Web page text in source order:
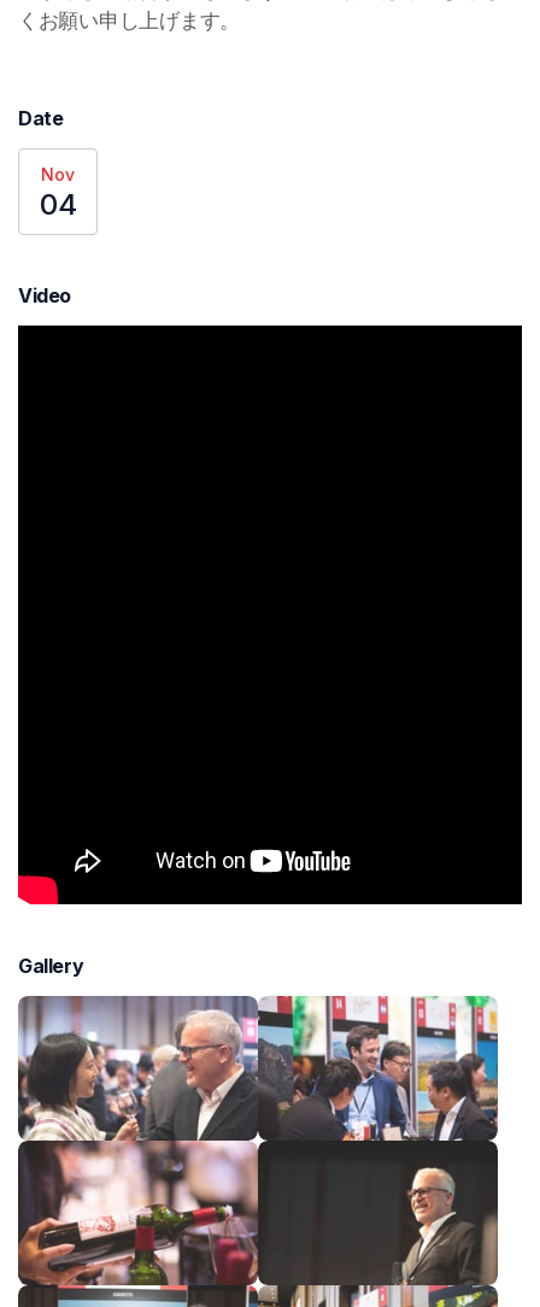
くお願い申し上げます。
Date
Nov
04
Video
Gallery